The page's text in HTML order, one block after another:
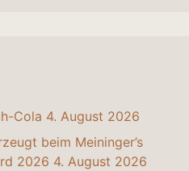
Cola 4. August 2026
beim Meininger’s
2026 4. August 2026